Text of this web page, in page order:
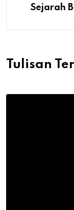
Sejarah
Tulisan